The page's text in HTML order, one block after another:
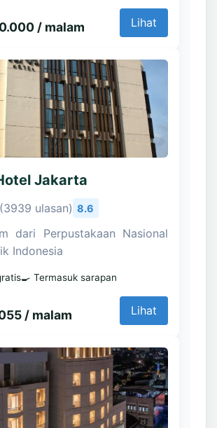
/ malam Lihat
Jakarta
(3939 ulasan) 8.6
dari Perpustakaan Nasional
Indonesia
🍳 Termasuk sarapan
/ malam Lihat